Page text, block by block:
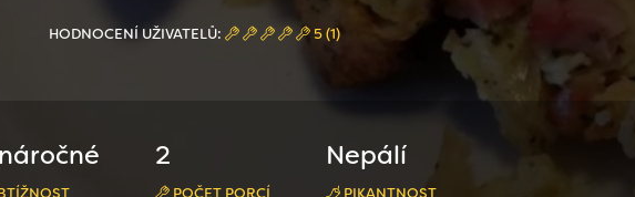
HODNOCENÍ UŽIVATELŮ: 5 (1)
2
POČET PORCÍ
Nepálí
PIKANTNOST